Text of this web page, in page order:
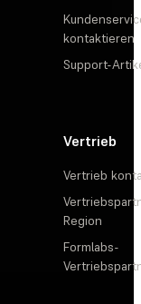
kontaktieren
Support-
Vertrieb
Vertrieb
Region
Formlabs-